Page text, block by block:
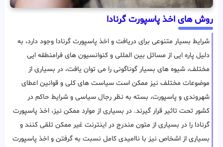
روش های اخذ پاسپورت گرنادا
شرایط بسیار متنوعی برای دریافت و اخذ پاسپورت گرنادا وجود دارد، به
دلیل پاره ایی از مسائل بین المللی و کنوانسیون های فرامنطقه ایی
مختلف، شیوه های بسیار گوناگونی را می توان یافت، در بسیاری از
موضوعات مختلف نیز ممکن است سیاست های کلی و قوانین اعطای
شهروندی و پاسپورت، بسته به نظر رجال سیاسی و شرایط حاکم در
کشور تحت تاثیر قرار گیرند. در بسیاری از موارد ممکن نیز، اخذ پاسپورت
گرنادا را در بسیاری از متون مندرج در اینترنت غیر ممکن تلقی کنند و
بسیاری از اشخاص نیز با ناامیدی کامل نسبت به گرفتن و اخذ پاسپورت